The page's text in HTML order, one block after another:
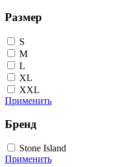
Размер
S
M
L
XL
XXL
Применить
Бренд
Stone Island
Применить